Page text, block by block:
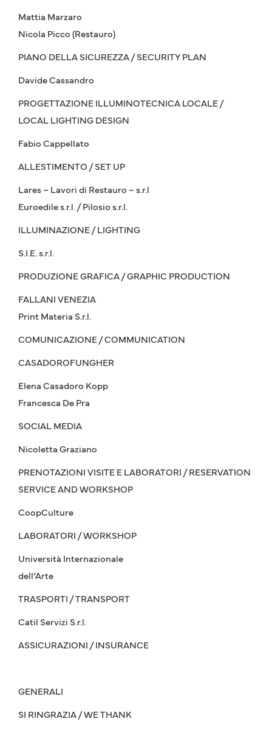
Mattia Marzaro
Nicola Picco (Restauro)
PIANO DELLA SICUREZZA / SECURITY PLAN
Davide Cassandro
PROGETTAZIONE ILLUMINOTECNICA LOCALE /
LOCAL LIGHTING DESIGN
Fabio Cappellato
ALLESTIMENTO / SET UP
Lares – Lavori di Restauro – s.r.l
Euroedile s.r.l. / Pilosio s.r.l.
ILLUMINAZIONE / LIGHTING
S.I.E. s.r.l.
PRODUZIONE GRAFICA / GRAPHIC PRODUCTION
FALLANI VENEZIA
Print Materia S.r.l.
COMUNICAZIONE / COMMUNICATION
CASADOROFUNGHER
Elena Casadoro Kopp
Francesca De Pra
SOCIAL MEDIA
Nicoletta Graziano
PRENOTAZIONI VISITE E LABORATORI / RESERVATION
SERVICE AND WORKSHOP
CoopCulture
LABORATORI / WORKSHOP
Università Internazionale
dell’Arte
TRASPORTI / TRANSPORT
Catil Servizi S.r.l.
ASSICURAZIONI / INSURANCE
GENERALI
SI RINGRAZIA / WE THANK